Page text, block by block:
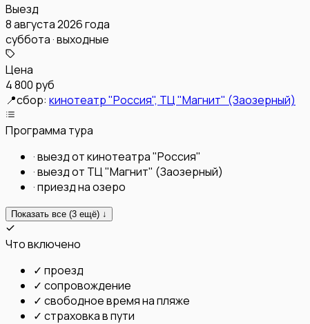
Выезд
8 августа 2026 года
суббота · выходные
Цена
4 800 руб
📍сбор: кинотеатр "Россия", ТЦ "Магнит" (Заозерный)
Программа тура
·выезд от кинотеатра "Россия"
·выезд от ТЦ "Магнит" (Заозерный)
·приезд на озеро
Показать все (3 ещё) ↓
Что включено
✓ проезд
✓ сопровождение
✓ свободное время на пляже
✓ страховка в пути